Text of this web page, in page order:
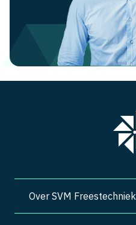
Over SVM Freestechniek